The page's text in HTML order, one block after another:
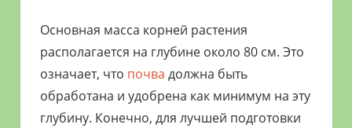
Основная масса корней растения
располагается на глубине около 80 см. Это
означает, что почва должна быть
обработана и удобрена как минимум на эту
глубину. Конечно, для лучшей подготовки